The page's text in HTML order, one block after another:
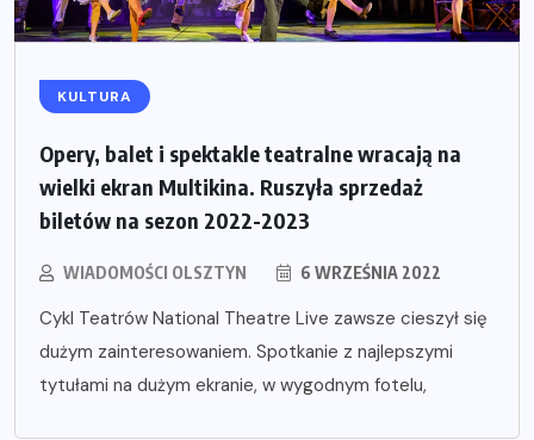
KULTURA
Opery, balet i spektakle teatralne wracają na
wielki ekran Multikina. Ruszyła sprzedaż
biletów na sezon 2022-2023
WIADOMOŚCI OLSZTYN 6 WRZEŚNIA 2022
Cykl Teatrów National Theatre Live zawsze cieszył się
dużym zainteresowaniem. Spotkanie z najlepszymi
tytułami na dużym ekranie, w wygodnym fotelu,